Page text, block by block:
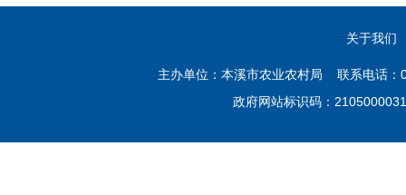
关于我们
主办单位：本溪市农业农村局 联系电话
政府网站标识码：